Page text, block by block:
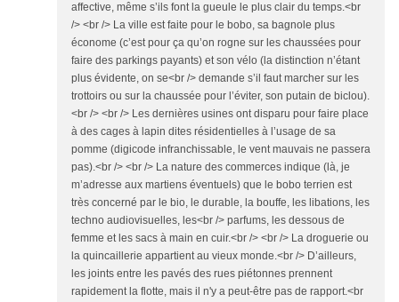
affective, même s’ils font la gueule le plus clair du temps.<br
/> <br /> La ville est faite pour le bobo, sa bagnole plus
économe (c’est pour ça qu’on rogne sur les chaussées pour
faire des parkings payants) et son vélo (la distinction n’étant
plus évidente, on se<br /> demande s’il faut marcher sur les
trottoirs ou sur la chaussée pour l’éviter, son putain de biclou).
<br /> <br /> Les dernières usines ont disparu pour faire place
à des cages à lapin dites résidentielles à l’usage de sa
pomme (digicode infranchissable, le vent mauvais ne passera
pas).<br /> <br /> La nature des commerces indique (là, je
m’adresse aux martiens éventuels) que le bobo terrien est
très concerné par le bio, le durable, la bouffe, les libations, les
techno audiovisuelles, les<br /> parfums, les dessous de
femme et les sacs à main en cuir.<br /> <br /> La droguerie ou
la quincaillerie appartient au vieux monde.<br /> D’ailleurs,
les joints entre les pavés des rues piétonnes prennent
rapidement la flotte, mais il n'y a peut-être pas de rapport.<br